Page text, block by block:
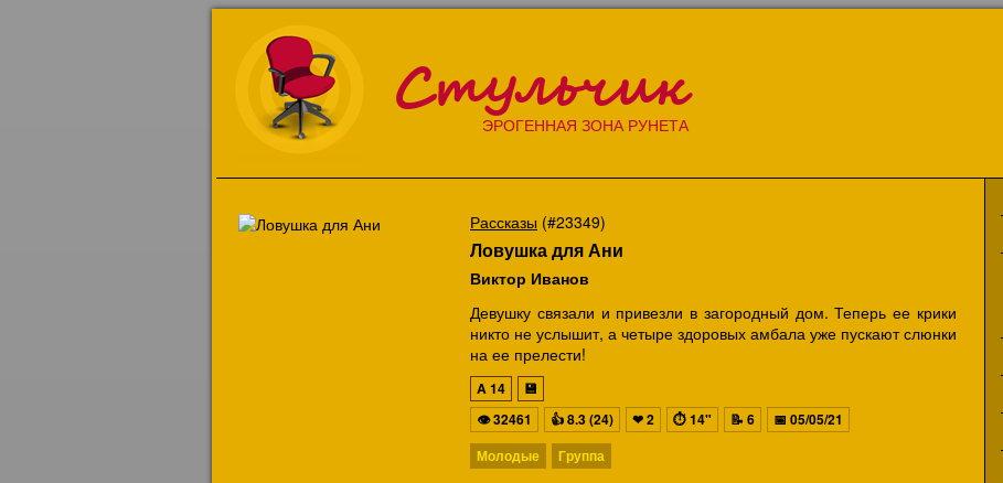
Стульчик
ЭРОГЕННАЯ ЗОНА РУНЕТА
Рассказы (#23349)
Ловушка для Ани
Виктор Иванов
Девушку связали и привезли в загородный дом. Теперь ее крики
никто не услышит, а четыре здоровых амбала уже пускают слюнки
на ее прелести!
A14
💾
👁32461 👍8.3 (24) ❤2 ⏱14" 📝 6 📅 05/05/21
Молодые
Группа